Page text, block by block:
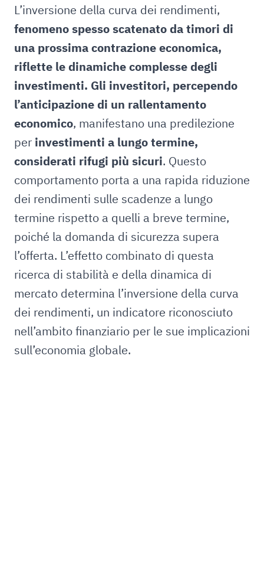
L’inversione della curva dei rendimenti,
fenomeno spesso scatenato da timori di
una prossima contrazione economica,
riflette le dinamiche complesse degli
investimenti. Gli investitori, percependo
l’anticipazione di un rallentamento
economico, manifestano una predilezione
per investimenti a lungo termine,
considerati rifugi più sicuri. Questo
comportamento porta a una rapida riduzione
dei rendimenti sulle scadenze a lungo
termine rispetto a quelli a breve termine,
poiché la domanda di sicurezza supera
l’offerta. L’effetto combinato di questa
ricerca di stabilità e della dinamica di
mercato determina l’inversione della curva
dei rendimenti, un indicatore riconosciuto
nell’ambito finanziario per le sue implicazioni
sull’economia globale.